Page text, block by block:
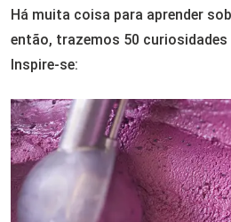
Há muita coisa para aprender
então, trazemos 50
Inspire-se: